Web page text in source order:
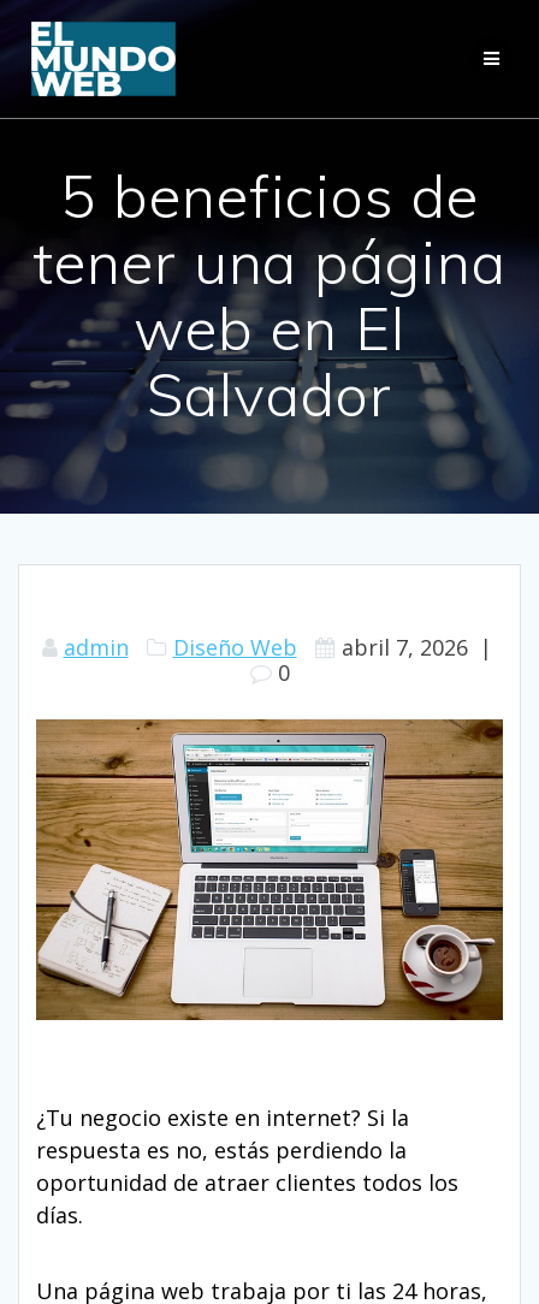
5 beneficios de
tener una página
web en El
Salvador
admin Diseño Web abril 7, 2026|
0
¿Tu negocio existe en internet? Si la
respuesta es no, estás perdiendo la
oportunidad de atraer clientes todos los
días.
Una página web trabaja por ti las 24 horas,